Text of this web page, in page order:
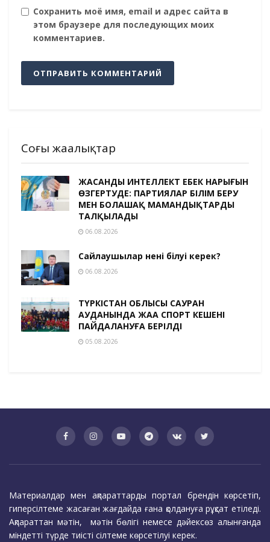
Сохранить моё имя, email и адрес сайта в
этом браузере для последующих моих
комментариев.
Соңғы жаңалықтар
ЖАСАНДЫ ИНТЕЛЛЕКТ ЕҢБЕК НАРЫҒЫН
ӨЗГЕРТУДЕ: ПАРТИЯЛАР БІЛІМ БЕРУ
МЕН БОЛАШАҚ МАМАНДЫҚТАРДЫ
ТАЛҚЫЛАДЫ
06.08.2026
Сайлаушылар нені білуі керек?
06.08.2026
ТҮРКІСТАН ОБЛЫСЫ САУРАН
АУДАНЫНДА ЖАҢА СПОРТ КЕШЕНІ
ПАЙДАЛАНУҒА БЕРІЛДІ
05.08.2026
Материалдар мен ақпараттарды портал брендін көрсетіп,
гиперсілтеме жасаған жағдайда ғана қолдануға рұқсат етіледі.
Ақпараттан мәтін, мәтін бөлігі немесе дәйексөз алынғанда
міндетті түрде тиісті сілтеме көрсетілуі керек.